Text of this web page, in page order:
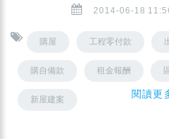
2014-06-18
購屋 工程零付款
購自備款 租金報酬
新屋建案 閱讀更